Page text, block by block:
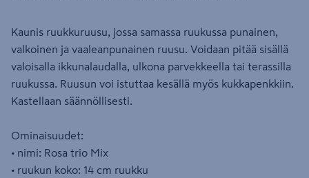
Kaunis ruukkuruusu, jossa samassa ruukussa punainen,
valkoinen ja vaaleanpunainen ruusu. Voidaan pitää sisällä
valoisalla ikkunalaudalla, ulkona parvekkeella tai terassilla
ruukussa. Ruusun voi istuttaa kesällä myös kukkapenkkiin.
Kastellaan säännöllisesti.
Ominaisuudet:
• nimi: Rosa trio Mix
• ruukun koko: 14 cm ruukku